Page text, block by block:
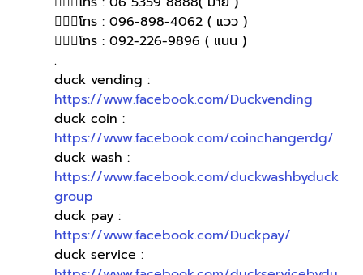
🙋🏻‍♀โทร : 096-898-4062 ( แวว )
🙋🏻‍♀️โทร : 092-226-9896 ( แนน )
.
duck vending :
https://www.facebook.com/Duckvending
duck coin :
https://www.facebook.com/coinchangerdg/
duck wash :
https://www.facebook.com/duckwashbyduck
group
duck pay :
https://www.facebook.com/Duckpay/
duck service :